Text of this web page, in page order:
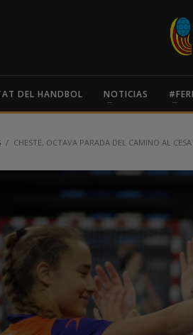
DEL HANDBOL NOTICIAS
CHESTE, OCTAVA PARADA DEL CAMINO AL